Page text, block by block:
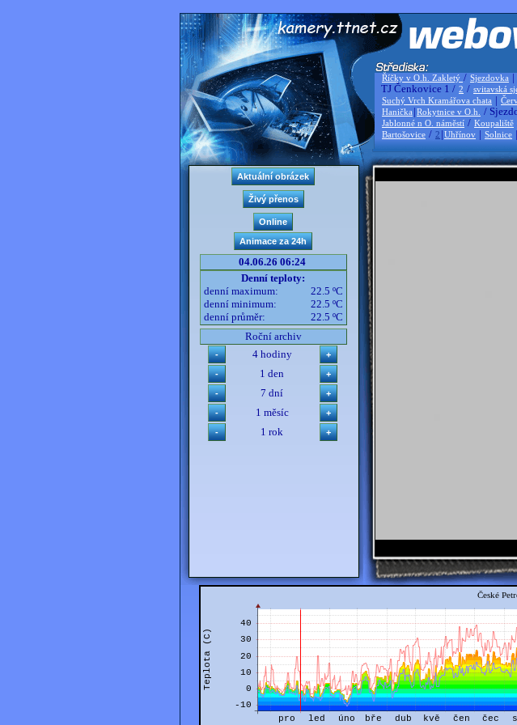
Říčky v O.h. Zakletý / Sjezdovka |
TJ Čenkovice 1 / 2 / svitavská
Suchý Vrch Kramářova chata |
Hanička |Rokytnice v O.h. /
Jablonné n O. náměstí / Koupaliště
Bartošovice / 2 |Uhřínov | Solnice |
04.06.26 06:24
Denní teploty:
denní maximum:
22.5 ºC
denní minimum:
22.5 ºC
denní průměr:
22.5 ºC
Roční archiv
4 hodiny
1 den
7 dní
1 měsíc
1 rok